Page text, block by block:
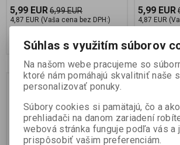
5,99 EUR6,99 EUR
4,87 EUR (Vaša cena bez DPH:)
5,99 EUR
4,87 EUR
Novinka
Zľava
14 %
Novinka
Súhlas s využitím súborov
Na našom webe pracujeme so
ktoré nám pomáhajú skvalitniť naše
personalizovať ponuky.
Súbory cookies si pamätajú, čo a
prehliadači na danom zariadení
webová stránka funguje podľa vás a
prispôsobiť vašim preferenciám.